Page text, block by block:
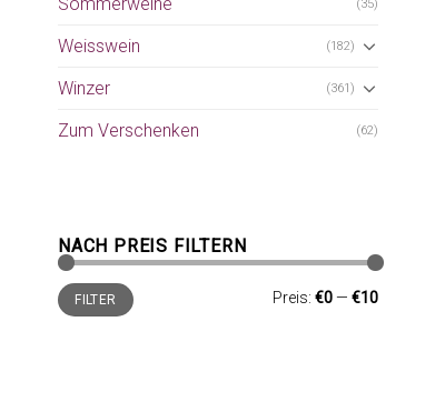
(35)
Weisswein (182)
Winzer (361)
Zum Verschenken (62)
NACH PREIS FILTERN
Min.
Preis
Max.
PreisFILTER Preis: €0— €10